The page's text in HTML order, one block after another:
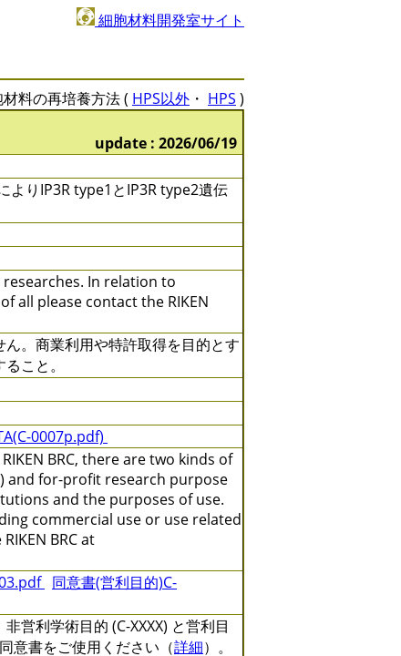
細胞材料開発室サイト
料の再培養方法 ( HPS以外 ・ HPS )
update : 2026/06/19
りIP3R type1とIP3R type2遺伝
In relation to
all please contact the RIKEN
。商業利用や特許取得を目的とす
こと。
0007p.pdf)
BRC, there are two kinds of
and for-profit research purpose
and the purposes of use.
commercial use or use related
BRC at
同意書(営利目的)C-
営利学術目的 (C-XXXX) と営利目
意書をご使用ください（詳細）。